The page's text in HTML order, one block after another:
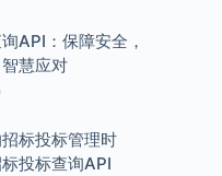
API：保障安全，
慧应对
标投标管理时
投标查询API